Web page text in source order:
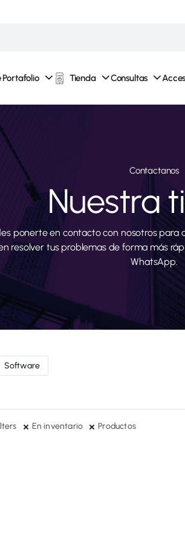
Portafolio Tienda Consultas
Contactanos
Nuestra
ponerte en contacto con nosotros para
resolver tus problemas de forma más
WhatsApp.
Software
En inventario Productos